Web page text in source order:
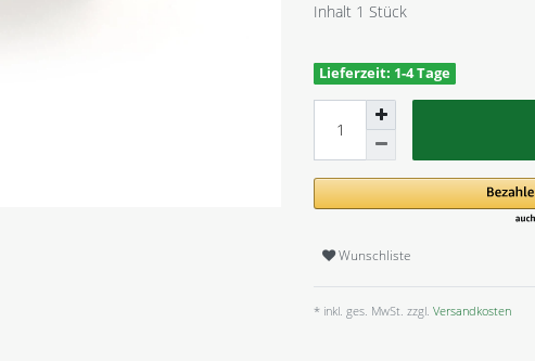
Inhalt 1 Stück
Lieferzeit: 1-4 Tage
Wunschliste
* inkl. ges. MwSt. zzgl. Versandkosten